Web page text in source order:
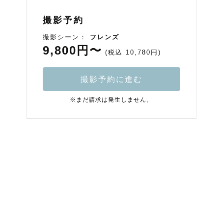
撮影予約
撮影シーン： フレンズ
9,800円〜 (税込 10,780円)
撮影予約に進む
※まだ請求は発生しません。